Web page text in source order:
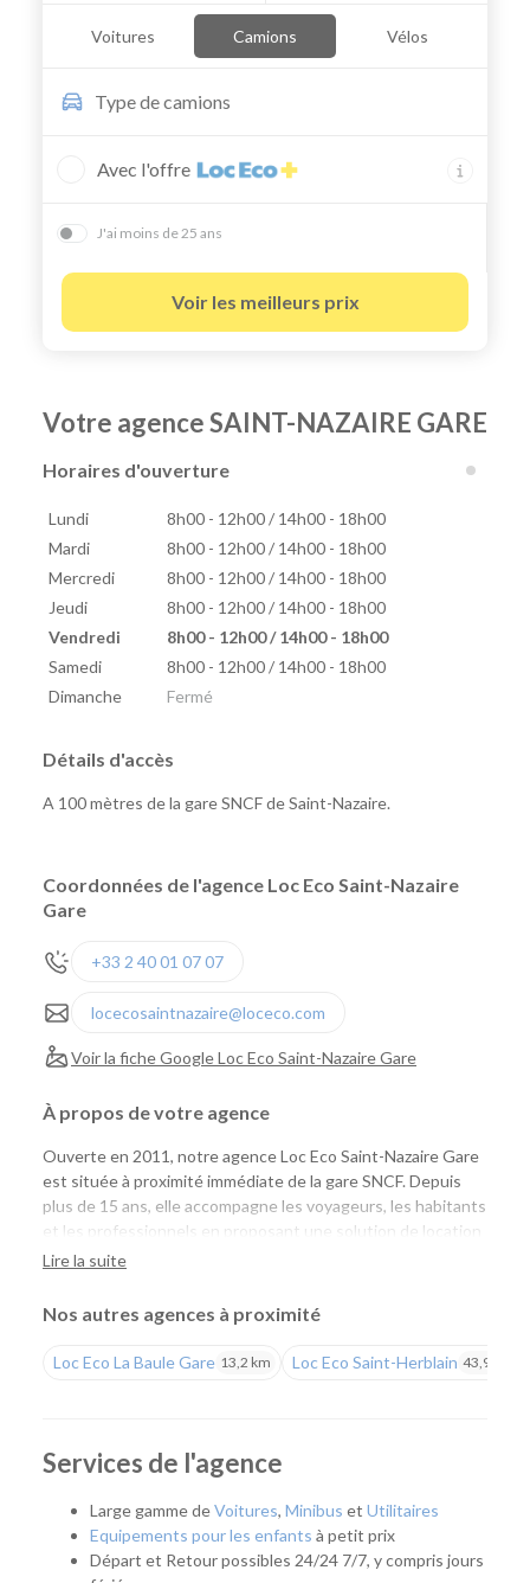
Voitures Camions Vélos
Type decamions
Avec l'offre
J'ai moins de 25 ans
Voir les meilleurs prix
Votre agence SAINT-NAZAIRE GARE
Horaires d'ouverture
Lundi
8h00 - 12h00 / 14h00 - 18h00
Mardi
8h00 - 12h00 / 14h00 - 18h00
Mercredi
8h00 - 12h00 / 14h00 - 18h00
Jeudi
8h00 - 12h00 / 14h00 - 18h00
Vendredi
8h00 - 12h00 / 14h00 - 18h00
Samedi
8h00 - 12h00 / 14h00 - 18h00
Dimanche
Fermé
Détails d'accès
A 100 mètres de la gare SNCF de Saint-Nazaire.
Coordonnées de l'agence Loc Eco Saint-Nazaire
Gare
+33 2 40 01 07 07
locecosaintnazaire@loceco.com
Voir la fiche Google Loc Eco Saint-Nazaire Gare
À propos de votre agence
Ouverte en 2011, notre agence Loc Eco Saint-Nazaire Gare
est située à proximité immédiate de la gare SNCF. Depuis
plus de 15 ans, elle accompagne les voyageurs, les habitants
et les professionnels en proposant une solution de location
de voitures et d'utilitaires simple, économique et accessible.
véhicule à proximité de chez vous, vous profitez d'un large
choix de véhicules à des tarifs compétitifs.
Une agence pratique pour tous vos déplacements
professionnel, départ en vacances, week-end sur la côte,
remplacement temporaire de votre véhicule ou encore
rapidement Saint-Nazaire, la Presqu'île guérandaise, le Parc
naturel régional de Brière ou les communes du littoral.
Lire la suite
Nos autres agences à proximité
Loc Eco La Baule Gare 13,2 km Loc Eco Saint-Herblain 43,9 km
Services de l'agence
Large gamme deVoitures, Minibus et Utilitaires
Equipements pour les enfants à petit prix
Départ et Retour possibles 24/24 7/7, y compris jours